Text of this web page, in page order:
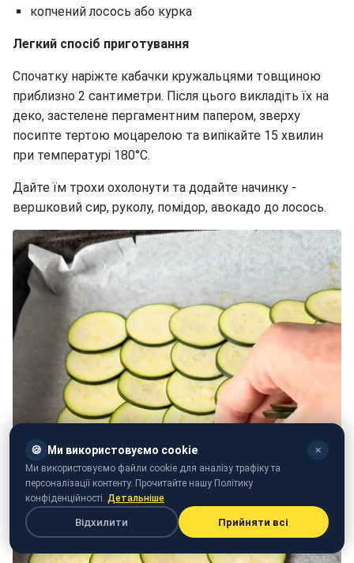
копчений лосось або курка
Легкий спосіб приготування
Спочатку наріжте кабачки кружальцями товщиною
приблизно 2 сантиметри. Після цього викладіть їх на
деко, застелене пергаментним папером, зверху
посипте тертою моцарелою та випікайте 15 хвилин
при температурі 180°C.
Дайте їм трохи охолонути та додайте начинку -
вершковий сир, руколу, помідор, авокадо до лосось.
🍪 Ми використовуємо cookie ✕
Ми використовуємо файли cookie для аналізу трафіку та
персоналізації контенту. Прочитайте нашу Політику
конфіденційності. Детальніше
Відхилити Прийняти всі